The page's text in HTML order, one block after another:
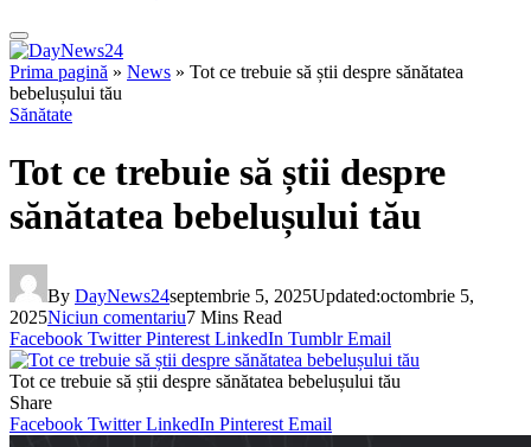
Prima pagină » News » Tot ce trebuie să știi despre sănătatea
bebelușului tău
Sănătate
Tot ce trebuie să știi despre
sănătatea bebelușului tău
By DayNews24septembrie 5, 2025Updated:octombrie 5,
2025Niciun comentariu7 Mins Read
Facebook Twitter Pinterest LinkedIn Tumblr Email
Tot ce trebuie să știi despre sănătatea bebelușului tău
Share
Facebook Twitter LinkedIn Pinterest Email